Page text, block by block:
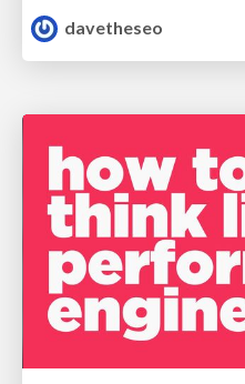
davetheseo